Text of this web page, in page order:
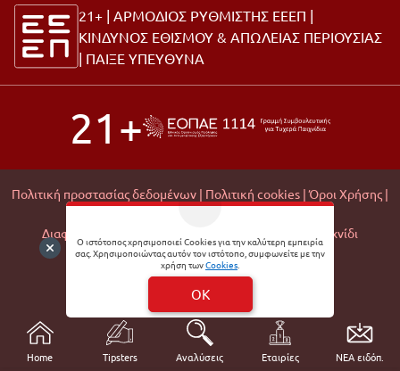
Ο ιστότοπος χρησιμοποιεί Cookies για την καλύτερη εμπειρία
σας. Χρησιμοποιώντας αυτόν τον ιστότοπο, συμφωνείτε με την
χρήση τωνCookies.
OK
21+ | ΑΡΜΟΔΙΟΣ ΡΥΘΜΙΣΤΗΣ ΕΕΕΠ |
ΚΙΝΔΥΝΟΣ ΕΘΙΣΜΟΥ & ΑΠΩΛΕΙΑΣ ΠΕΡΙΟΥΣΙΑΣ
| ΠΑΙΞΕ ΥΠΕΥΘΥΝΑ
21+
Πολιτική προστασίας δεδομένων | Πολιτική cookies | Όροι Χρήσης |
Διαφάνεια Εμπορικών Συνεργασιών |
Υπεύθυνο Παιχνίδι
© 2026 Matchmoney
Developed byDigital Winners
Home Tipsters Αναλύσεις Εταιρίες ΝΕΑ ειδόπ.